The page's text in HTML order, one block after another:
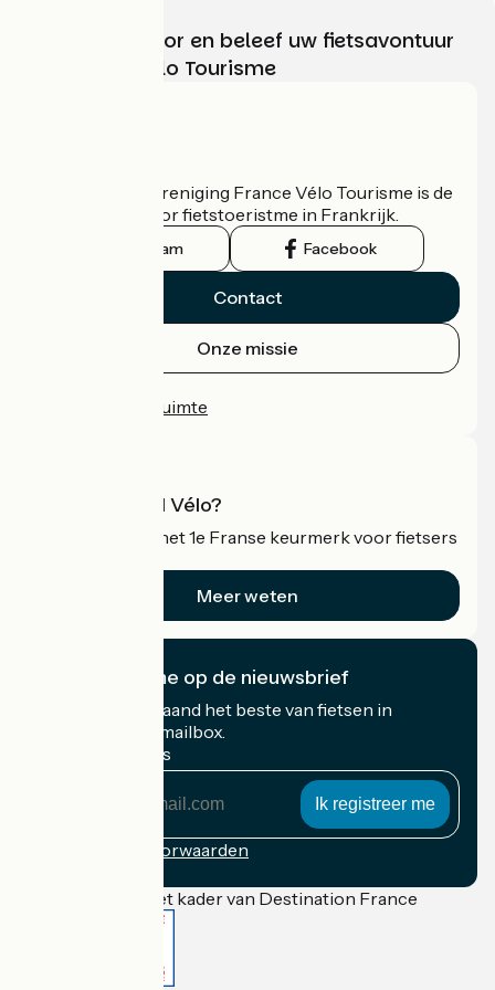
Kies, bereid voor en beleef uw fietsavontuur
met France Vélo Tourisme
De nationale vereniging France Vélo Tourisme is de
officiële gids voor fietstoeristme in Frankrijk.
Instagram Facebook
Contact
Onze missie
Professionele ruimte
Wat is Accueil Vélo?
Accueil Vélo is het 1e Franse keurmerk voor fietsers
Meer weten
Ik abonneer me op de nieuwsbrief
Ontvang elke maand het beste van fietsen in
Frankrijk in uw mailbox.
Mijn e-mailadres
Inschrijvingsvoorwaarden
Gefinancierd in het kader van Destination France